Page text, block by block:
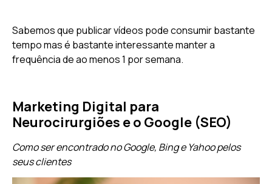
Sabemos que publicar vídeos pode consumir bastante
tempo mas é bastante interessante manter a
frequência de ao menos 1 por semana.
Marketing Digital para
Neurocirurgiões e o Google (SEO)
Como ser encontrado no Google, Bing e Yahoo pelos
seus clientes